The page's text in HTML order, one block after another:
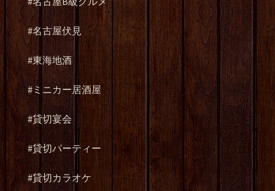
#名古屋伏見
#東海地酒
#ミニカー居酒屋
#貸切宴会
#貸切パーティー
#貸切カラオケ